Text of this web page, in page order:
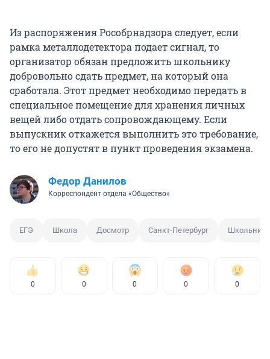
Из распоряжения Рособрнадзора следует, если
рамка металлодетектора подает сигнал, то
организатор обязан предложить школьнику
добровольно сдать предмет, на который она
сработала. Этот предмет необходимо передать в
специальное помещение для хранения личных
вещей либо отдать сопровождающему. Если
выпускник откажется выполнить это требование,
то его не допустят в пункт проведения экзамена.
Федор Данилов
Корреспондент отдела «Общество»
ЕГЭ Школа Досмотр Санкт-Петербург
0 0 0 0 0